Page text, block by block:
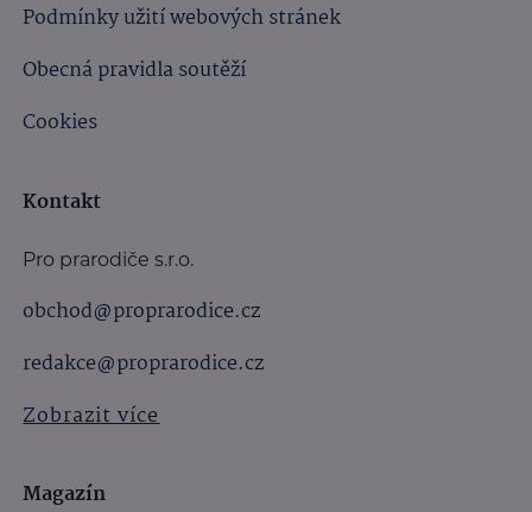
Podmínky užití webových stránek
Obecná pravidla soutěží
Cookies
Kontakt
Pro prarodiče s.r.o.
obchod@proprarodice.cz
redakce@proprarodice.cz
Zobrazit více
Magazín